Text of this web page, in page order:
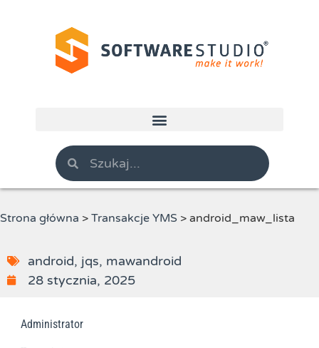
Strona główna > Transakcje YMS > android_maw_lista
android, jqs, mawandroid
28 stycznia, 2025
Administrator